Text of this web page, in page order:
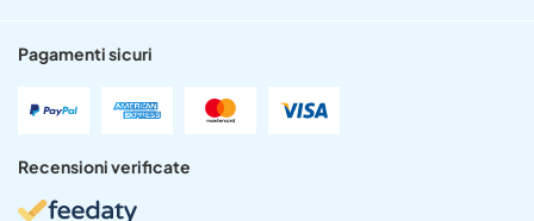
Pagamenti sicuri
Recensioni verificate